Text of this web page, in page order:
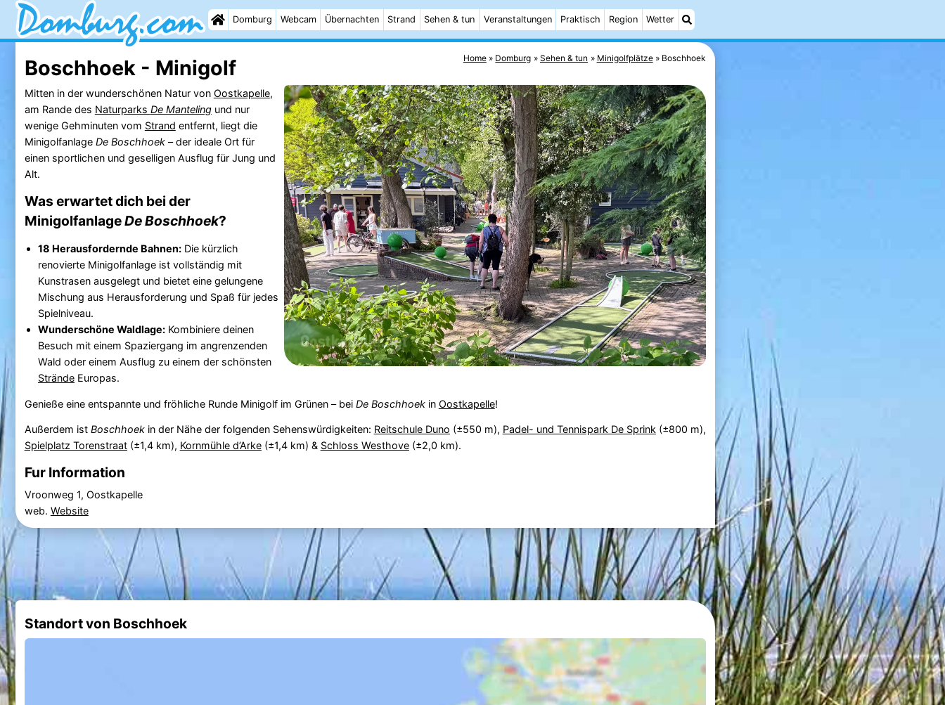
Domburg Webcam Übernachten Strand Sehen & tun Veranstaltungen Praktisch Region Wetter
Home Domburg Sehen & tun Minigolfplätze Boschhoek
Boschhoek - Minigolf
Mitten in der wunderschönen Natur von Oostkapelle,
am Rande des Naturparks De Mantelingund nur
wenige Gehminuten vom Strand entfernt, liegt die
Minigolfanlage De Boschhoek– der ideale Ort für
einen sportlichen und geselligen Ausflug für Jung und
Alt.
Was erwartet dich bei der
MinigolfanlageDe Boschhoek?
18 Herausfordernde Bahnen:Die kürzlich
renovierte Minigolfanlage ist vollständig mit
Kunstrasen ausgelegt und bietet eine gelungene
Mischung aus Herausforderung und Spaß für jedes
Spielniveau.
Wunderschöne Waldlage:Kombiniere deinen
Besuch mit einem Spaziergang im angrenzenden
Wald oder einem Ausflug zu einem der schönsten
SträndeEuropas.
Genieße eine entspannte und fröhliche Runde Minigolf im Grünen – bei De Boschhoekin Oostkapelle!
Außerdem ist Boschhoekin der Nähe der folgenden Sehenswürdigkeiten: Reitschule Duno (±550 m), Padel- und Tennispark De Sprink (±800 m),
Spielplatz Torenstraat(±1,4 km), Kornmühle d’Arke(±1,4 km) & Schloss Westhove(±2,0 km).
Fur Information
Vroonweg 1, Oostkapelle
web. Website
Standort von Boschhoek